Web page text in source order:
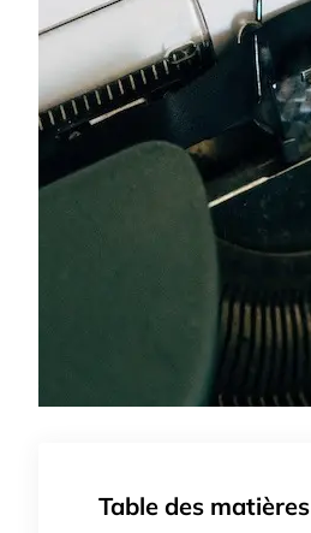
Table des matières